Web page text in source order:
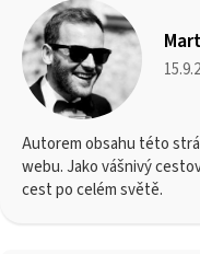
Autorem obsahu této
webu. Jako vášnivý
cest po celém světě.